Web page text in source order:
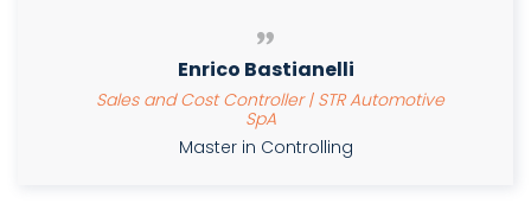
Enrico Bastianelli
Sales and Cost Controller | STR Automotive
SpA
Master in Controlling